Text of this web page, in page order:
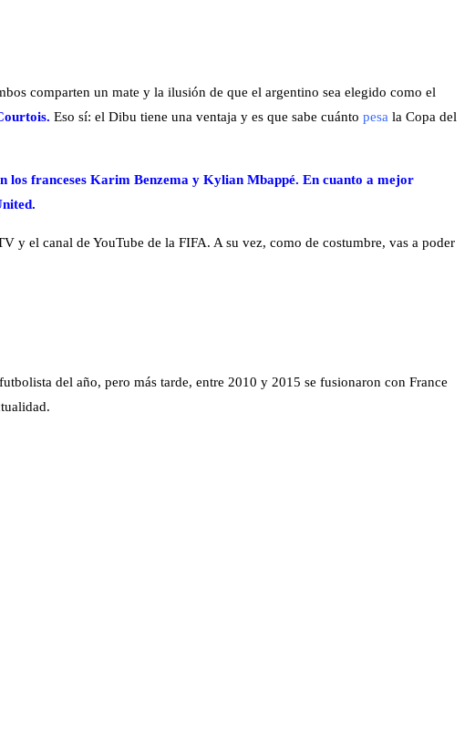
comparten un mate y la ilusión de que el argentino sea elegido como el
Eso sí: el Dibu tiene una ventaja y es que sabe cuánto pesa la Copa del
los franceses Karim Benzema y Kylian Mbappé. En cuanto a mejor
y el canal de YouTube de la FIFA. A su vez, como de costumbre, vas a poder
del año, pero más tarde, entre 2010 y 2015 se fusionaron con France